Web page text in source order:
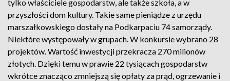
tylko właściciele gospodarstw, ale także szkoła, a w
przyszłości dom kultury. Takie same pieniądze z urzędu
marszałkowskiego dostały na Podkarpaciu 74 samorządy.
Niektóre występowały w grupach. W konkursie wybrano 28
projektów. Wartość inwestycji przekracza 270 milionów
złotych. Dzięki temu w prawie 22 tysiącach gospodarstw
wkrótce znacząco zmniejszą się opłaty za prąd, ogrzewanie i